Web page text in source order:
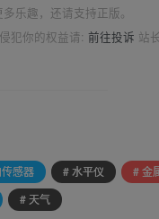
乐趣，还请支持正版。
犯你的权益请: 前往投诉 站
感器 # 水平仪 # 金
# 天气